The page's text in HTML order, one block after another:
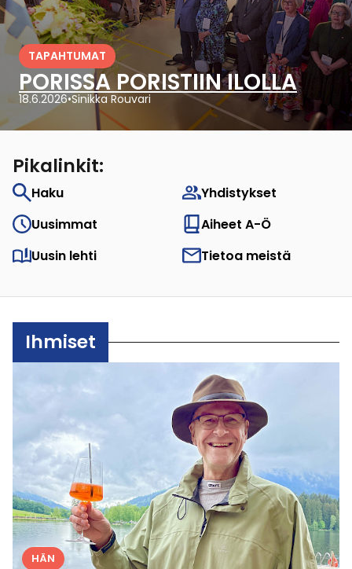
TAPAHTUMAT
PORISSA PORISTIIN ILOLLA
18.6.2026•Sinikka Rouvari
Pikalinkit:
Haku
Uusimmat
Uusin lehti
Yhdistykset
Aiheet A-Ö
Tietoa meistä
Ihmiset
HÄN